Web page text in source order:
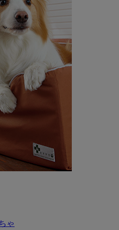
ゃ